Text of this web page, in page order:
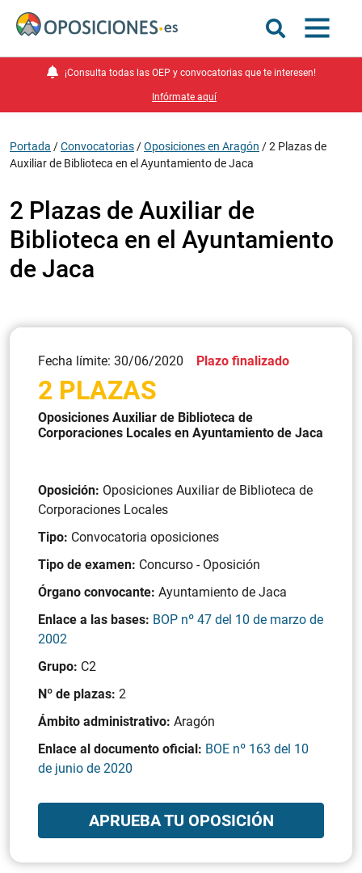
¡Consulta todas las OEP y convocatorias que te interesen!
Infórmate aquí
Portada /Convocatorias /Oposiciones en Aragón /2 Plazas de
Auxiliar de Biblioteca en el Ayuntamiento de Jaca
2 Plazas de Auxiliar de
Biblioteca en el Ayuntamiento
de Jaca
Fecha límite: 30/06/2020 Plazo finalizado
2 PLAZAS
Oposiciones Auxiliar de Biblioteca de
Corporaciones Locales en Ayuntamiento de Jaca
Oposición: Oposiciones Auxiliar de Biblioteca de
Corporaciones Locales
Tipo: Convocatoria oposiciones
Tipo de examen: Concurso - Oposición
Órgano convocante: Ayuntamiento de Jaca
Enlace a las bases: BOP nº 47 del 10 de marzo de
2002
Grupo: C2
Nº de plazas: 2
Ámbito administrativo: Aragón
Enlace al documento oficial: BOE nº 163 del 10
de junio de 2020
APRUEBA TU OPOSICIÓN